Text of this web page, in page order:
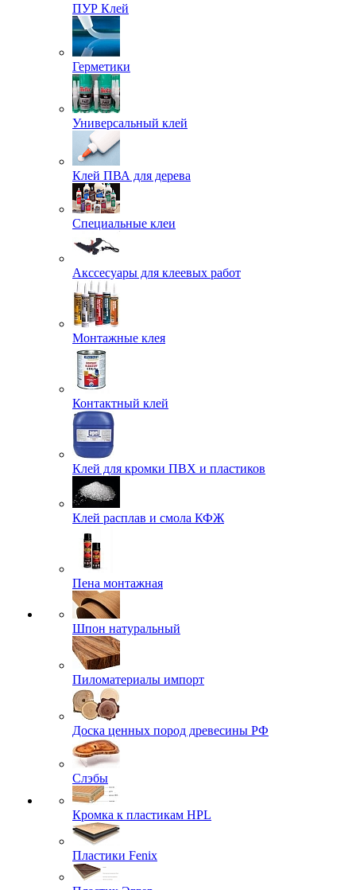
ПУР Клей
Герметики
Универсальный клей
Клей ПВА для дерева
Специальные клеи
Акссесуары для клеевых работ
Монтажные клея
Контактный клей
Клей для кромки ПВХ и пластиков
Клей расплав и смола КФЖ
Пена монтажная
Шпон натуральный
Пиломатериалы импорт
Доска ценных пород древесины РФ
Слэбы
Кромка к пластикам HPL
Пластики Fenix